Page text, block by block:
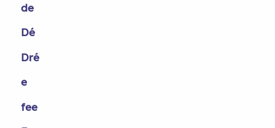
de
Dé
Dré
e
fee